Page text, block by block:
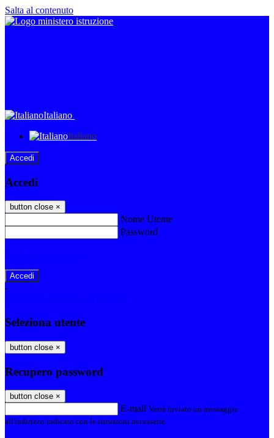
Salta al contenuto
Italiano
Italiano
Accedi
Accedi
button close ×
Nome Utente
Password
-
Seleziona utente
button close ×
Recupero password
button close ×
E-mail Verrà inviato un messaggio
all'indirizzo indicato con le istruzioni necessarie.